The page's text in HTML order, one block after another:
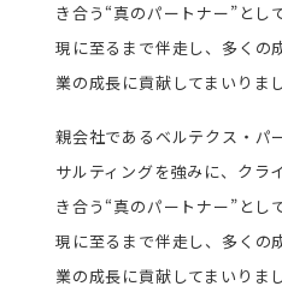
き合う“真のパートナー”とし
現に至るまで伴走し、多くの
業の成長に貢献してまいりまし
親会社であるベルテクス・パ
サルティングを強みに、クラ
き合う“真のパートナー”とし
現に至るまで伴走し、多くの
業の成長に貢献してまいりま